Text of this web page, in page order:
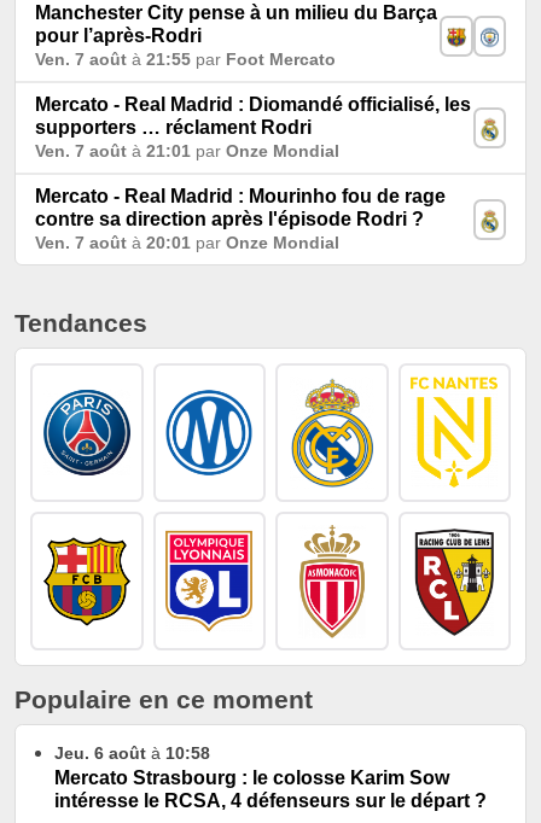
Manchester City pense à un milieu du Barça
pour l’après-Rodri
Ven. 7 août à 21:55 par Foot Mercato
Mercato - Real Madrid : Diomandé officialisé, les
supporters … réclament Rodri
Ven. 7 août à 21:01 par Onze Mondial
Mercato - Real Madrid : Mourinho fou de rage
contre sa direction après l'épisode Rodri ?
Ven. 7 août à 20:01 par Onze Mondial
Tendances
Populaire en ce moment
Jeu. 6 août à 10:58
Mercato Strasbourg : le colosse Karim Sow
intéresse le RCSA, 4 défenseurs sur le départ ?